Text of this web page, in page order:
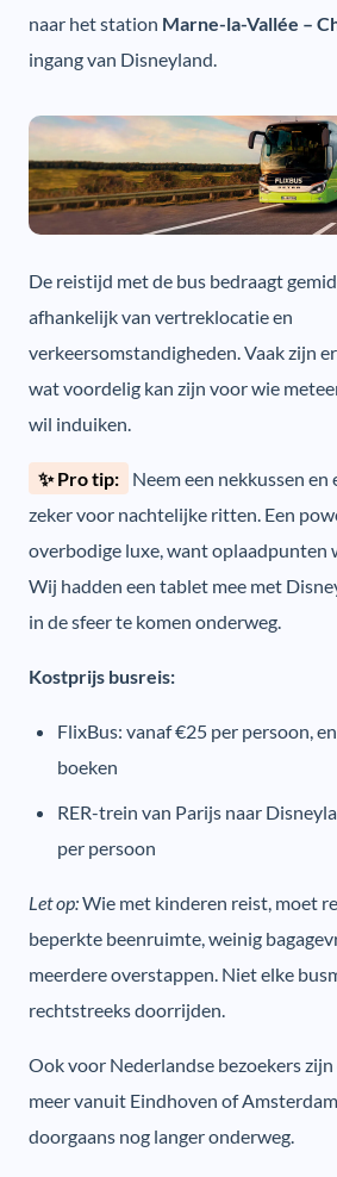
naar het station Marne-la-Vallée –
ingang van Disneyland.
De reistijd met de bus bedraagt
afhankelijk van vertreklocatie en
verkeersomstandigheden. Vaak zijn
wat voordelig kan zijn voor wie
wil induiken.
✨ Pro tip:
Neem een nekkussen en
zeker voor nachtelijke ritten. Een
overbodige luxe, want oplaadpunten
Wij hadden een tablet mee met
in de sfeer te komen onderweg.
Kostprijs busreis:
FlixBus: vanaf €25 per persoon,
boeken
RER-trein van Parijs naar
per persoon
Let op:Wie met kinderen reist, moet
beperkte beenruimte, weinig
meerdere overstappen. Niet elke
rechtstreeks doorrijden.
Ook voor Nederlandse bezoekers
meer vanuit Eindhoven of
doorgaans nog langer onderweg.